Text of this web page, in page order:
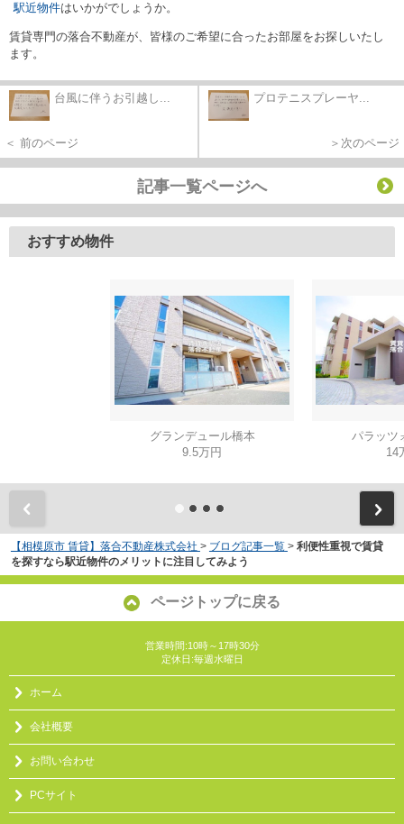
駅近物件はいかがでしょうか。
賃貸専門の落合不動産が、皆様のご希望に合ったお部屋をお探しいたし
ます。
台風に伴うお引越し...
＜ 前のページ
プロテニスプレーヤ...
＞次のページ
記事一覧ページへ
おすすめ物件
グランデュール橋本
9.5万円
パラッツ
14
【相模原市 賃貸】落合不動産株式会社 > ブログ記事一覧 > 利便性重視で賃貸
を探すなら駅近物件のメリットに注目してみよう
ページトップに戻る
営業時間:10時～17時30分
定休日:毎週水曜日
ホーム
会社概要
お問い合わせ
PCサイト